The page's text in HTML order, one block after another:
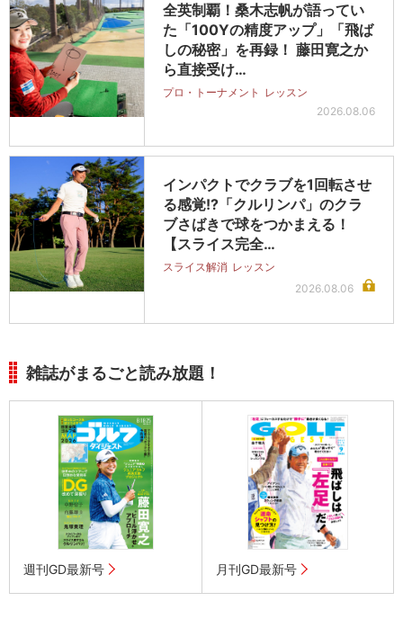
全英制覇！桑木志帆が語ってい
た「100Yの精度アップ」「飛ば
しの秘密」を再録！ 藤田寛之か
ら直接受け…
プロ・トーナメント レッスン
2026.08.06
インパクトでクラブを1回転させ
る感覚!?「クルリンパ」のクラ
ブさばきで球をつかまえる！
【スライス完全…
スライス解消 レッスン
2026.08.06
雑誌がまるごと読み放題！
週刊GD最新号 月刊GD最新号